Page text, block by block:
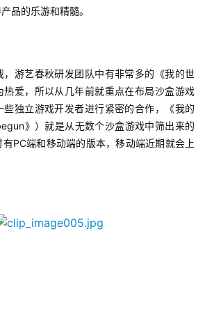
品的乐游和精髓。
，游艺春秋研发团队中有非常多的《我的世
热爱，所以从几年前就重点在布局沙盒游戏
些独立游戏开发者进行紧密的合作，《我的
》）就是从无数个沙盒游戏中筛出来的
PC端和移动端的版本，移动端近期就会上